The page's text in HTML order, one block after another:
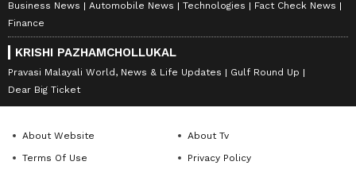
Business News Automobile News Technologies
Fact Check News
Finance
KRISHI PAZHAMCHOLLUKAL
Pravasi Malayali World, News & Life Updates
Gulf Round Up
Dear Big Ticket
About Website
About Tv
Terms Of Use
Privacy Policy